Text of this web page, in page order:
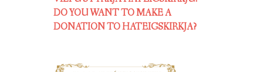
DO YOU WANT TO MAKE A
DONATION TO HATEIGSKIRKJA?